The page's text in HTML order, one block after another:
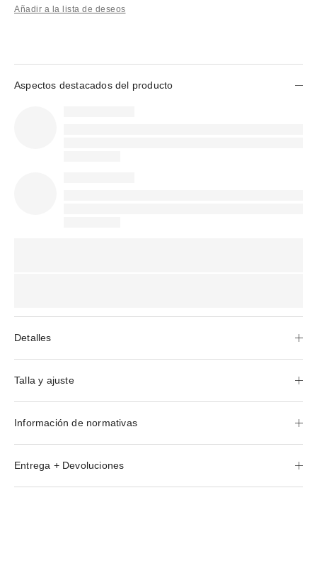
Añadir a la lista de deseos
Aspectos destacados del producto
Detalles
Talla y ajuste
Información de normativas
Entrega + Devoluciones